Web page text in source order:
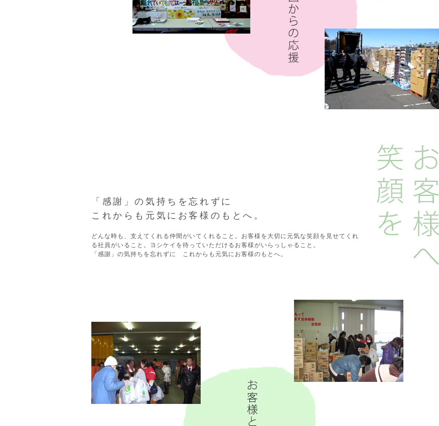
「感謝」の気持ちを忘れずに
これからも元気にお客様のもとへ。
どんな時も、支えてくれる仲間がいてくれること。お客様を大切に元気な笑顔を見せてくれ
る社員がいること。ヨシケイを待っていただけるお客様がいらっしゃること。
「感謝」の気持ちを忘れずに これからも元気にお客様のもとへ。